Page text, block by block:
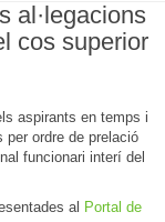
al·legacions
cos superior
aspirants en temps i
ordre de prelació
funcionari interí del
al Portal de